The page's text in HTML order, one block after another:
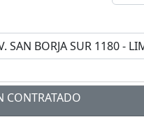
CONTRATADO